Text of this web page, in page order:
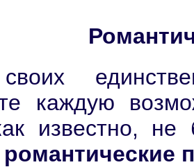
каждую
известно,
романтические